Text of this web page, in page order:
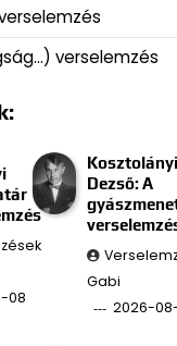
verselemzés
08
Kosztolányi
Dezső: A
Gabi
2026-